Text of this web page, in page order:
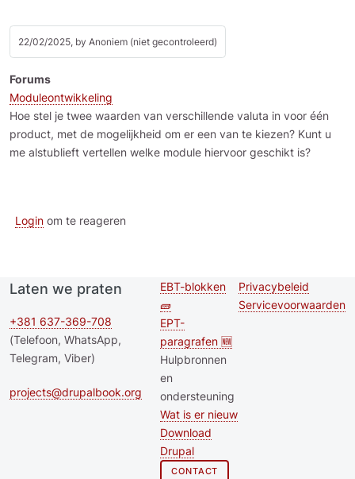
22/02/2025, by Anoniem (niet gecontroleerd)
Forums
Moduleontwikkeling
Hoe stel je twee waarden van verschillende valuta in voor één
product, met de mogelijkheid om er een van te kiezen? Kunt u
me alstublieft vertellen welke module hiervoor geschikt is?
Login om te reageren
Laten we praten
+381 637-369-708
(Telefoon, WhatsApp,
Telegram, Viber)
projects@drupalbook.org
Second
footer
menu
EBT-blokken
🧱
EPT-
paragrafen 🆕
Hulpbronnen
en
ondersteuning
Wat is er nieuw
Download
Drupal
CONTACT
Footer menu
Privacybeleid
Servicevoorwaarden